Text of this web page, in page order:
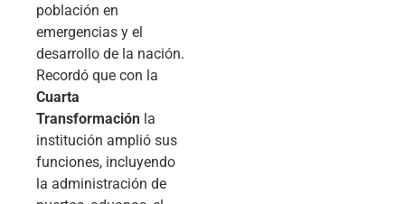
población en
emergencias y el
desarrollo de la nación.
Recordó que con la
Cuarta
Transformación la
institución amplió sus
funciones, incluyendo
la administración de